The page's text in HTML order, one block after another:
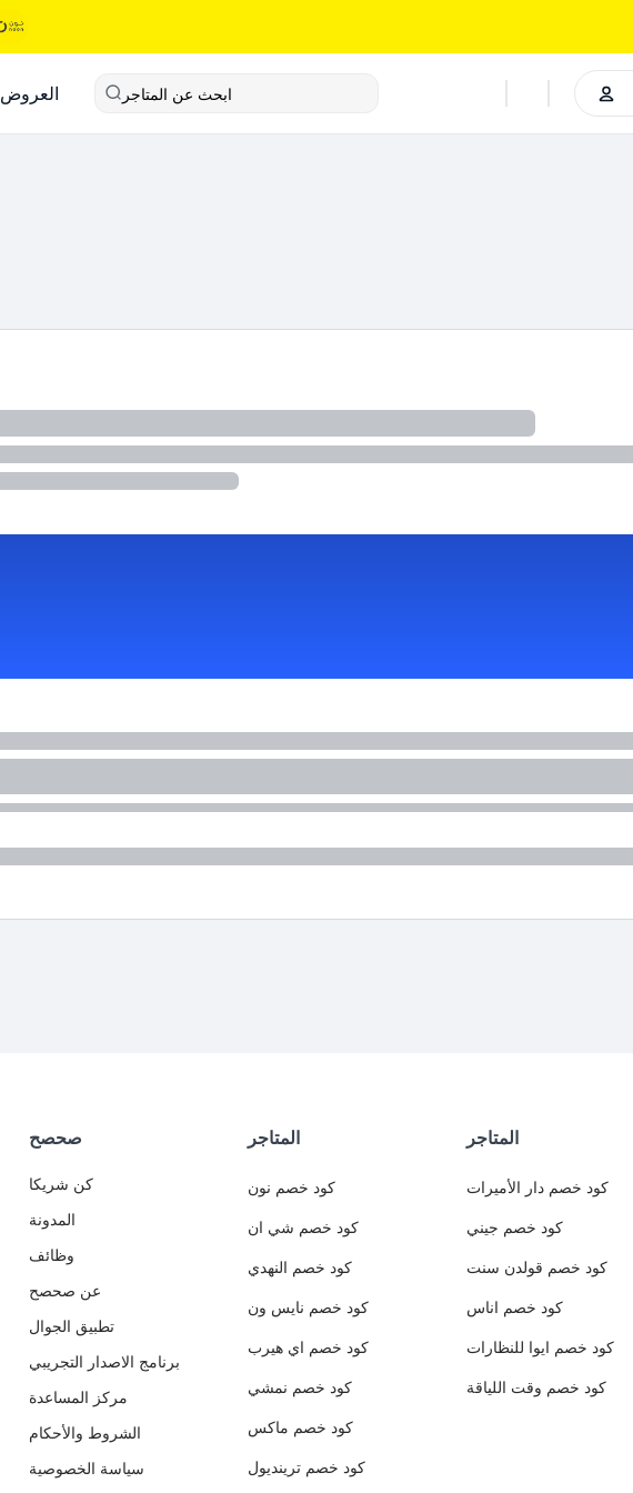
العروض ابحث عن المتاجر
صحصح
كن شريكا
المدونة
وظائف
عن صحصح
تطبيق الجوال
برنامج الاصدار التجريبي
مركز المساعدة
الشروط والأحكام
سياسة الخصوصية
المتاجر
كود خصم نون
كود خصم شي ان
كود خصم النهدي
كود خصم نايس ون
كود خصم اي هيرب
كود خصم نمشي
كود خصم ماكس
كود خصم ترينديول
المتاجر
كود خصم دار الأميرات
كود خصم جيني
كود خصم قولدن سنت
كود خصم اناس
كود خصم ايوا للنظارات
كود خصم وقت اللياقة